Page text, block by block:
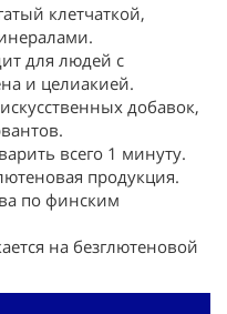
клетчаткой,
для людей с
и целиакией.
добавок,
всего 1 минуту.
продукция.
по финским
на безглютеновой